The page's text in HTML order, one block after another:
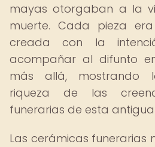
mayas otorgaban a la
muerte. Cada pieza
creada con la
acompañar al difunto
más allá, mostrando
riqueza de las
funerarias de esta antigua
Las cerámicas funerarias